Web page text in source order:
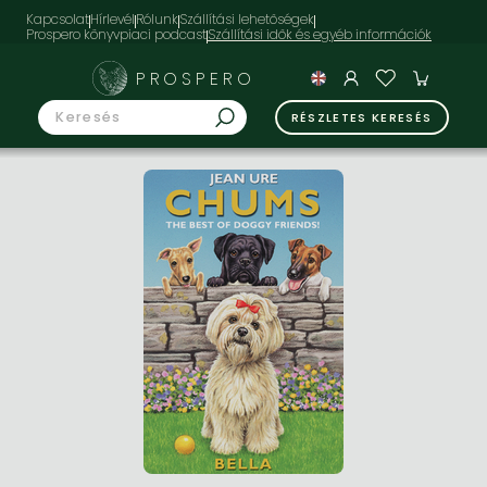
KapcsolatHírlevélRólunkSzállítási lehetőségek
Prospero könyvpiaci podcast
PROSPERO
RÉSZLETES KERESÉS